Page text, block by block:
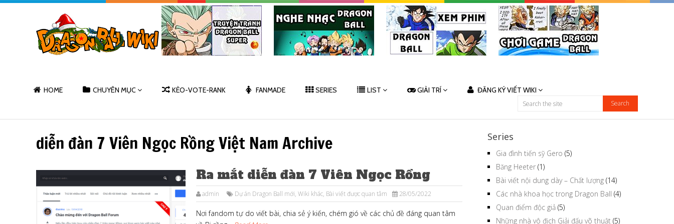
HOME CHUYÊN MỤC KÈO-VOTE-RANK FANMADE SERIES LIST GIẢI TRÍ ĐĂNG KÝ VIẾT WIKI
diễn đàn 7 Viên Ngọc Rồng Việt Nam Archive
Ra mắt diễn đàn 7 Viên Ngọc Rồng
admin Dự án Dragon Ball mới, Wiki khác, Bài viết được quan tâm 28/05/2022
Nơi fandom tự do viết bài, chia sẻ ý kiến, chém gió về các chủ đề đáng quan tâm
Series
Gia đình tiến sỹ Gero (5)
Băng Heeter (1)
Bài viết nội dung dày – Chất lượng (14)
Các nhà khoa học trong Dragon Ball (4)
Quan điểm độc giả (5)
Những nhà vô địch Giải đấu võ thuật (5)